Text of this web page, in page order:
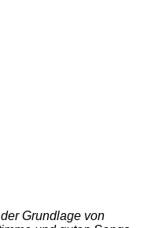
Grundlage von